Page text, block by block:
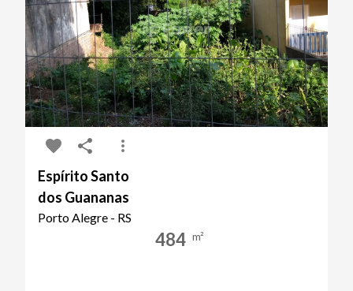
Espírito Santo
dos Guananas
Porto Alegre - RS
484 m²